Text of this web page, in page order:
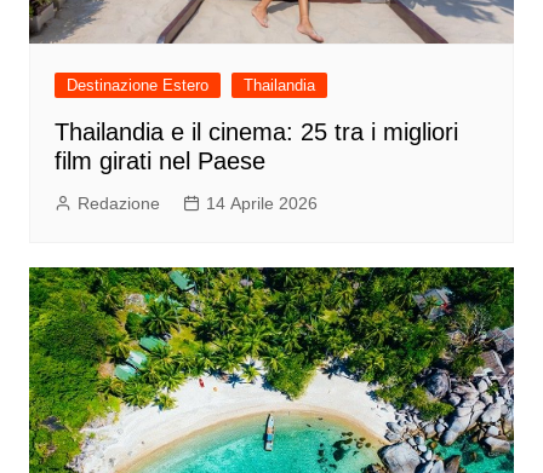
Destinazione Estero Thailandia
Thailandia e il cinema: 25 tra i migliori
film girati nel Paese
Redazione 14 Aprile 2026